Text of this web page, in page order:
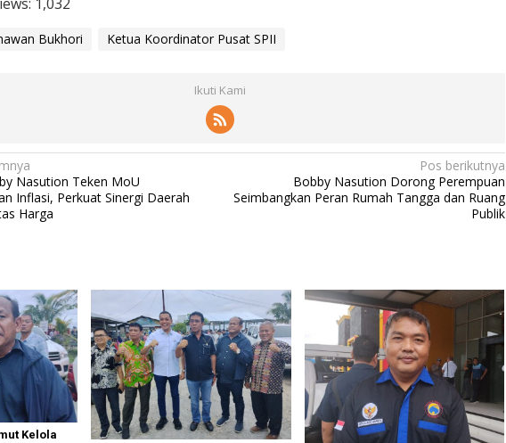
Bukhori Ketua Koordinator Pusat SPII
Ikuti Kami
Nasution Teken MoU
Inflasi, Perkuat Sinergi Daerah
Harga
Pos berikutnya
Bobby Nasution Dorong Perempuan
Seimbangkan Peran Rumah Tangga dan Ruang
Publik
Kelola